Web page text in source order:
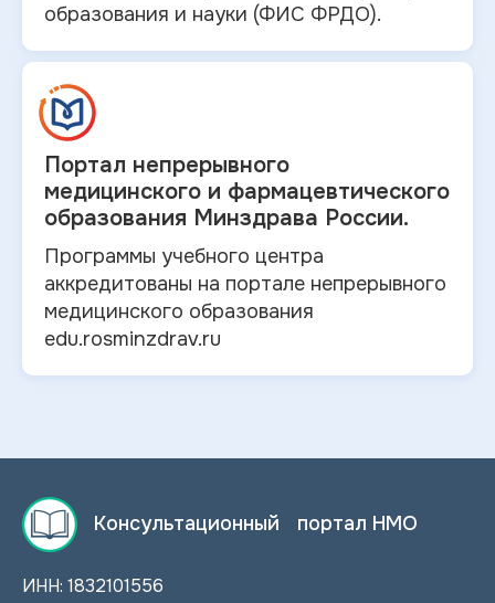
образования и науки (ФИС ФРДО).
Портал непрерывного
медицинского и фармацевтического
образования Минздрава России.
Программы учебного центра
аккредитованы на портале непрерывного
медицинского образования
edu.rosminzdrav.ru
Консультационный портал НМО
ИНН: 1832101556